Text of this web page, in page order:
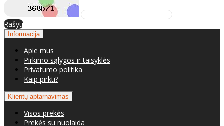
Rašyti
Informacija
Apie mus
Pirkimo sąlygos ir taisyklės
Privatumo politika
Kaip pirkti?
Klientų aptarnavimas
Visos prekės
Prekės su nuolaida